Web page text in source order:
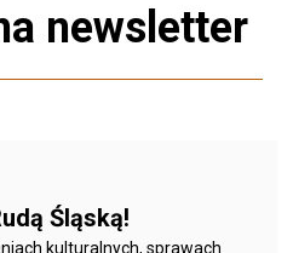
newsletter
Śląską!
kulturalnych, sprawach